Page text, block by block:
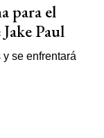
para el
Paul